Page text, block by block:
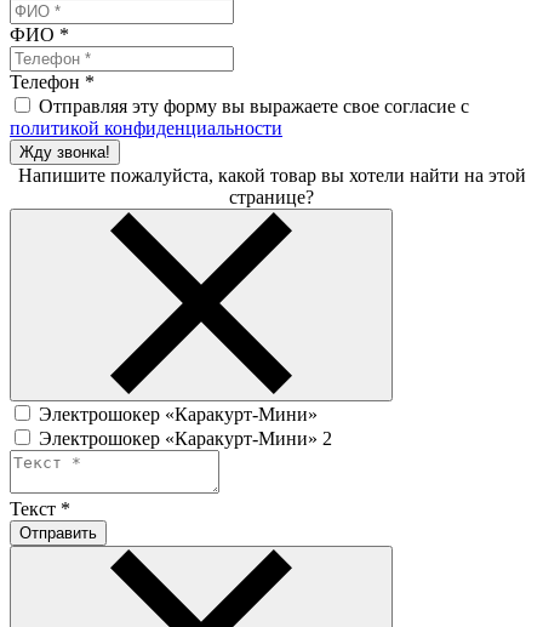
ФИО *
Телефон *
Отправляя эту форму вы выражаете свое согласие с
политикой конфиденциальности
Жду звонка!
Напишите пожалуйста, какой товар вы хотели найти на этой
странице?
Электрошокер «Каракурт-Мини»
Электрошокер «Каракурт-Мини» 2
Текст *
Отправить